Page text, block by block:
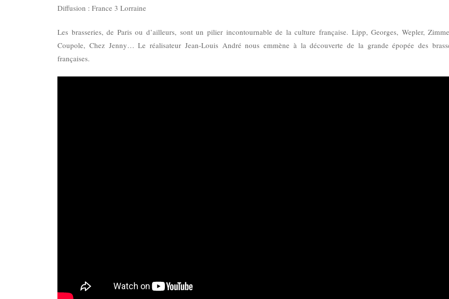
Diffusion : France 3 Lorraine
Les brasseries, de Paris ou d’ailleurs, sont un pilier incontournable de la culture française. Lipp, Georges, Wepler,
Coupole, Chez Jenny… Le réalisateur Jean-Louis André nous emmène à la découverte de la grande épopée des
françaises.